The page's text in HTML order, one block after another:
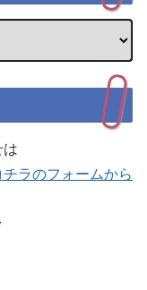
は
チラのフォームから